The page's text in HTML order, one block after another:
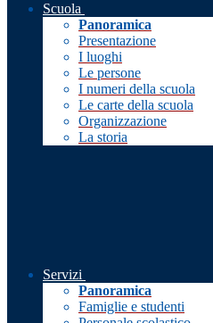
Scuola
Panoramica
Presentazione
I luoghi
Le persone
I numeri della scuola
Le carte della scuola
Organizzazione
La storia
Servizi
Panoramica
Famiglie e studenti